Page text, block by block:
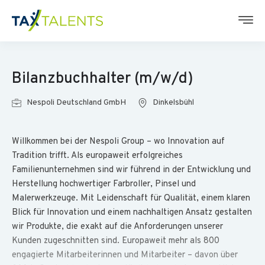
Bilanzbuchhalter (m/w/d)
Nespoli Deutschland GmbH Dinkelsbühl
Willkommen bei der Nespoli Group – wo Innovation auf
Tradition trifft. Als europaweit erfolgreiches
Familienunternehmen sind wir führend in der Entwicklung und
Herstellung hochwertiger Farbroller, Pinsel und
Malerwerkzeuge. Mit Leidenschaft für Qualität, einem klaren
Blick für Innovation und einem nachhaltigen Ansatz gestalten
wir Produkte, die exakt auf die Anforderungen unserer
Kunden zugeschnitten sind. Europaweit mehr als 800
engagierte Mitarbeiterinnen und Mitarbeiter – davon über